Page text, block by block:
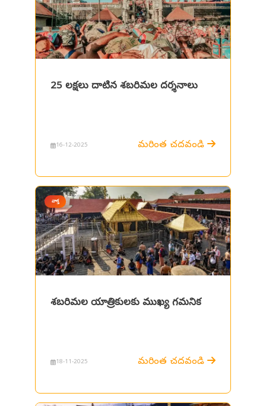
25 లక్షలు దాటిన శబరిమల దర్శనాలు
16-12-2025 మరింత చదవండి
వార్త
శబరిమల యాత్రికులకు ముఖ్య గమనిక
18-11-2025 మరింత చదవండి